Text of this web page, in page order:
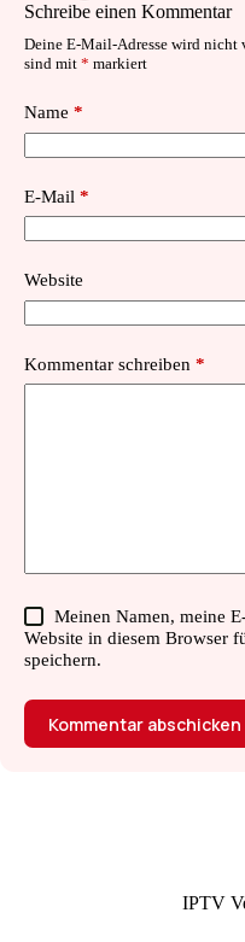
Schreibe einen Kommentar
Deine E-Mail-Adresse wird nicht
sind mit * markiert
Name *
E-Mail *
Website
Kommentar schreiben *
Meinen Namen, meine
Website in diesem Browser
speichern.
Kommentar abschicken
IPTV